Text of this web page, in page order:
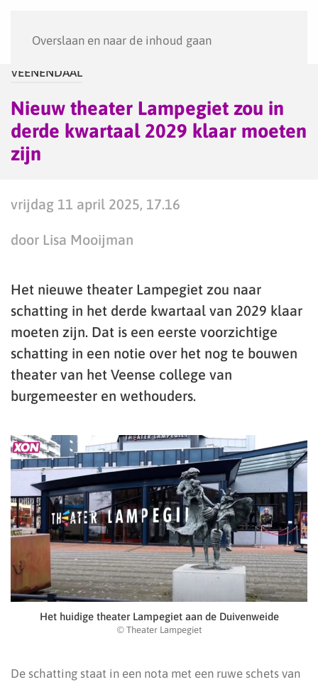
Overslaan en naar de inhoud gaan
VEENENDAAL
Nieuw theater Lampegiet zou in
derde kwartaal 2029 klaar moeten
zijn
vrijdag 11 april 2025, 17.16
door Lisa Mooijman
Het nieuwe theater Lampegiet zou naar
schatting in het derde kwartaal van 2029 klaar
moeten zijn. Dat is een eerste voorzichtige
schatting in een notie over het nog te bouwen
theater van het Veense college van
burgemeester en wethouders.
Het huidige theater Lampegiet aan de Duivenweide
© Theater Lampegiet
De schatting staat in een nota met een ruwe schets van